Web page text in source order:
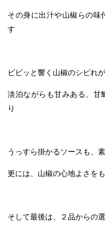
その身に出汁や山椒らの味
す
ビビッと響く山椒のシビれ
淡泊ながらも甘みある、甘
り
うっすら掛かるソースも、
更には、山椒の心地よさを
そして最後は、２品からの